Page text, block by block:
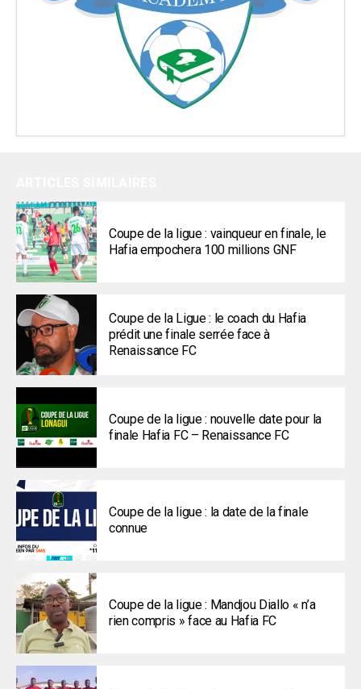
Coupe de la ligue : vainqueur en finale, le
Hafia empochera 100 millions GNF
Coupe de la Ligue : le coach du Hafia
prédit une finale serrée face à
Renaissance FC
Coupe de la ligue : nouvelle date pour la
finale Hafia FC – Renaissance FC
Coupe de la ligue : la date de la finale
connue
Coupe de la ligue : Mandjou Diallo « n’a
rien compris » face au Hafia FC